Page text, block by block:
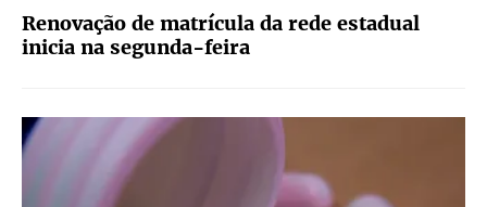
Renovação de matrícula da rede estadual
inicia na segunda-feira